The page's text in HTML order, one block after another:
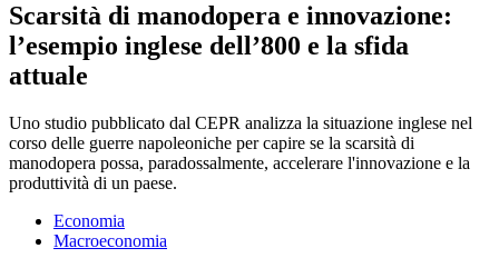
Scarsità di manodopera e innovazione:
l’esempio inglese dell’800 e la sfida
attuale
Uno studio pubblicato dal CEPR analizza la situazione inglese nel
corso delle guerre napoleoniche per capire se la scarsità di
manodopera possa, paradossalmente, accelerare l'innovazione e la
produttività di un paese.
Economia
Macroeconomia